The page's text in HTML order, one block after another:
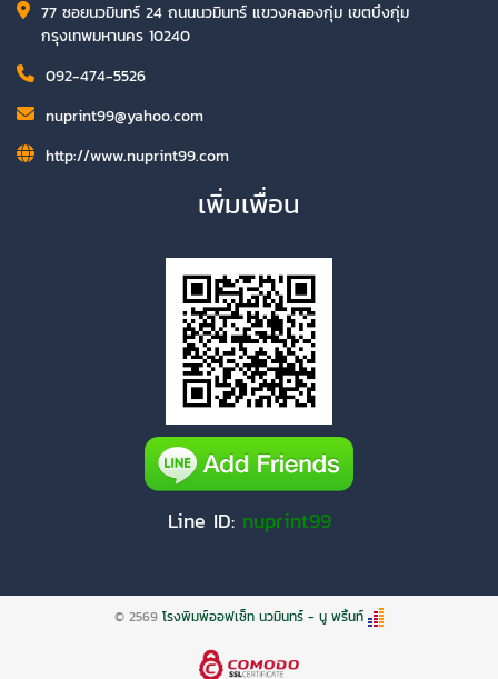
77 ซอยนวมินทร์ 24 ถนนนวมินทร์ แขวงคลองกุ่ม เขตบึงกุ่ม
กรุงเทพมหานคร 10240
092-474-5526
nuprint99@yahoo.com
http://www.nuprint99.com
เพิ่มเพื่อน
Line ID: nuprint99
© 2569 โรงพิมพ์ออฟเซ็ท นวมินทร์ - นู พริ้นท์